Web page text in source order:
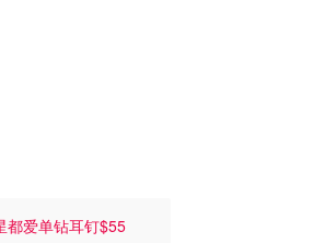
都爱单钻耳钉$55